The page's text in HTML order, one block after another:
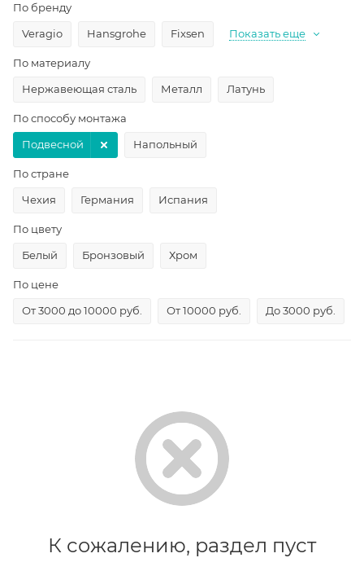
По бренду
Veragio
Hansgrohe Fixsen Показать еще
По материалу
Нержавеющая сталь
Металл Латунь
По способу монтажа
Подвесной
Напольный
По стране
Чехия
Германия Испания
По цвету
Белый
Бронзовый Хром
По цене
От 3000 до 10000 руб.
От 10000 руб. До 3000 руб.
К сожалению, раздел пуст